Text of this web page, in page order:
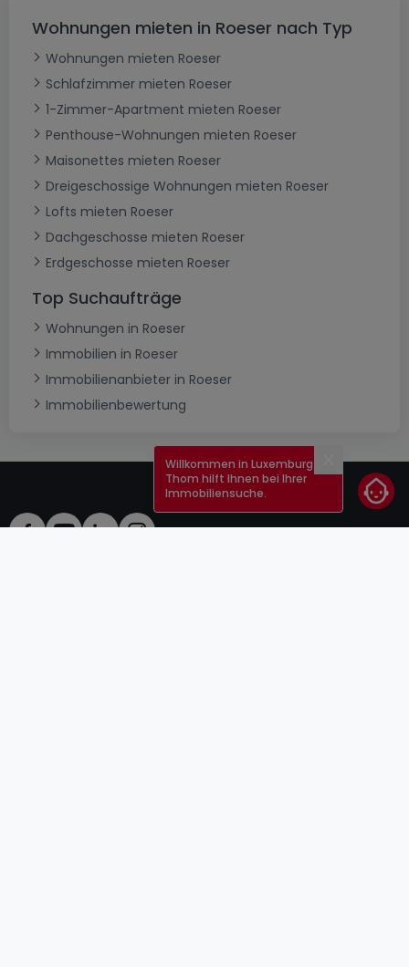
Wohnungen mieten in Roeser nach Typ
Wohnungen mieten Roeser
Schlafzimmer mieten Roeser
1-Zimmer-Apartment mieten Roeser
Penthouse-Wohnungen mieten Roeser
Maisonettes mieten Roeser
Dreigeschossige Wohnungen mieten Roeser
Lofts mieten Roeser
Dachgeschosse mieten Roeser
Erdgeschosse mieten Roeser
Top Suchaufträge
Wohnungen in Roeser
Immobilien in Roeser
Immobilienanbieter in Roeser
Immobilienbewertung
Schließen
Willkommen in Luxemburg!
Thom hilft Ihnen bei Ihrer
Immobiliensuche.